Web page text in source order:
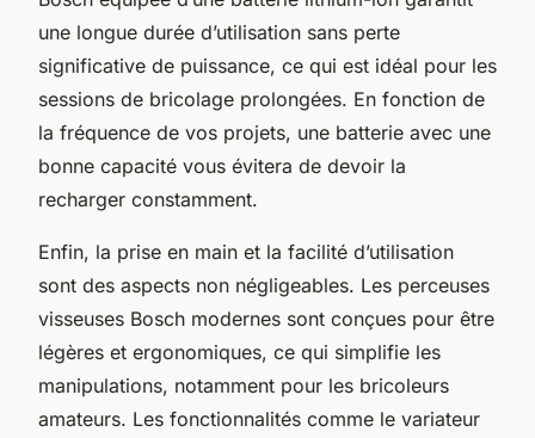
une longue durée d’utilisation sans perte
significative de puissance, ce qui est idéal pour les
sessions de bricolage prolongées. En fonction de
la fréquence de vos projets, une batterie avec une
bonne capacité vous évitera de devoir la
recharger constamment.
Enfin, la prise en main et la facilité d’utilisation
sont des aspects non négligeables. Les perceuses
visseuses Bosch modernes sont conçues pour être
légères et ergonomiques, ce qui simplifie les
manipulations, notamment pour les bricoleurs
amateurs. Les fonctionnalités comme le variateur